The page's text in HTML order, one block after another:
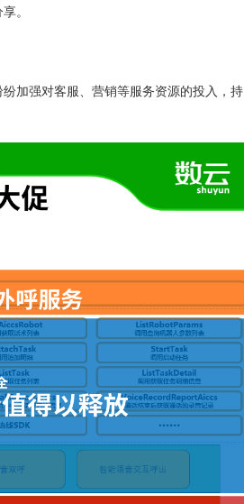
。
加强对客服、营销等服务资源的投入，持